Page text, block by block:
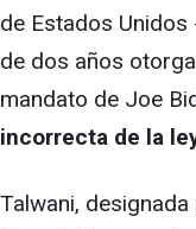
de Estados
de dos años
mandato de Joe
incorrecta de la
Talwani,